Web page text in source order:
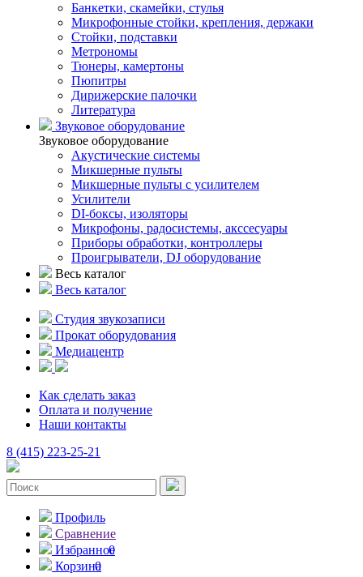
Банкетки, скамейки, стулья
Микрофонные стойки, крепления, держаки
Стойки, подставки
Метрономы
Тюнеры, камертоны
Пюпитры
Дирижерские палочки
Литература
Звуковое оборудование
Звуковое оборудование
Акустические системы
Микшерные пульты
Микшерные пульты с усилителем
Усилители
DI-боксы, изоляторы
Микрофоны, радосистемы, акссесуары
Приборы обработки, контроллеры
Проигрыватели, DJ оборудование
Весь каталог
Весь каталог
Студия звукозаписи
Прокат оборудования
Медиацентр
Как сделать заказ
Оплата и получение
Наши контакты
8 (415) 223-25-21
Профиль
Сравнение
Избранное
0
Корзина
0